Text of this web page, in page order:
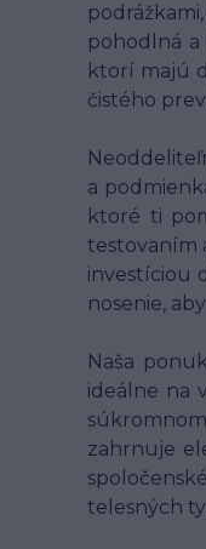
pohodlná
ktorí majú
čistého
a
ktoré ti
testovaním
investíciou
nosenie,
Naša
ideálne na
zahrnuje
telesných